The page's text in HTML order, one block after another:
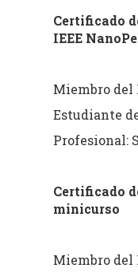
Certificado
IEEE
Miembro del
Estudiante
Profesional:
Certificado
minicurso
Miembro del